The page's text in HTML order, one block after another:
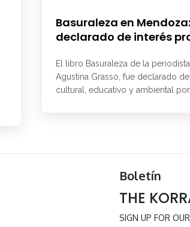
Basuraleza en Mendoza:
declarado de interés
El libro Basuraleza de la periodista
Agustina Grasso, fue declarado
cultural, educativo y ambiental por
Boletín
THE
SIGN UP FOR